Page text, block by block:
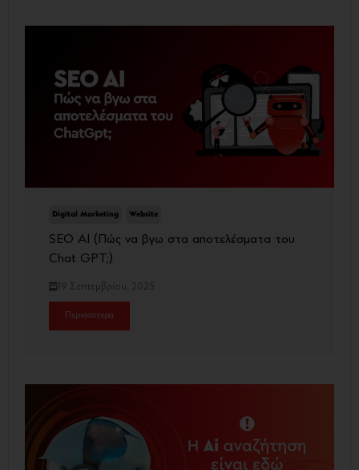
Digital Marketing Website
SEO AI (Πώς να βγω στα αποτελέσματα του
Chat GPT;)
19 Σεπτεμβρίου, 2025
Περισσότερα